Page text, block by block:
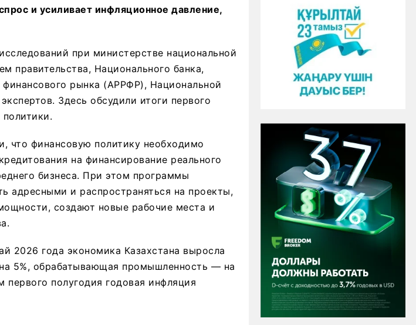
и усиливает инфляционное давление,
при министерстве национальной
правительства, Национального банка,
рынка (АРРФР), Национальной
Здесь обсудили итоги первого
что финансовую политику необходимо
на финансирование реального
бизнеса. При этом программы
адресными и распространяться на проекты,
создают новые рабочие места и
2026 года экономика Казахстана выросла
5%, обрабатывающая промышленность — на
первого полугодия годовая инфляция